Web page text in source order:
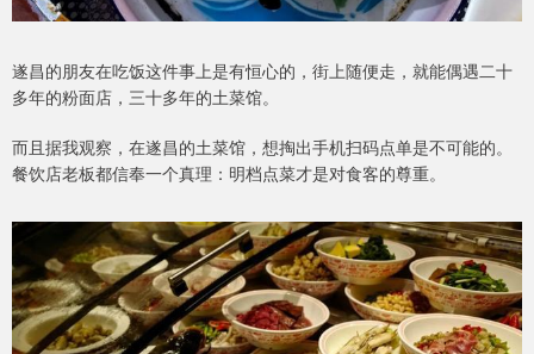
遂昌的朋友在吃饭这件事上是有恒心的，街上随便走，就能偶遇二十
多年的粉面店，三十多年的土菜馆。
而且据我观察，在遂昌的土菜馆，想掏出手机扫码点单是不可能的。
餐饮店老板都信奉一个真理：明档点菜才是对食客的尊重。